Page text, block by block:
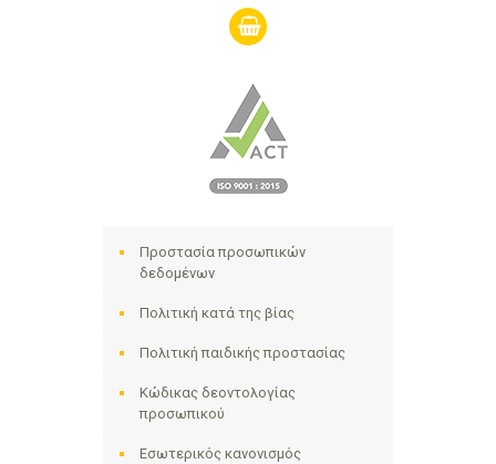
shopping-
basket
Προστασία προσωπικών
δεδομένων
Πολιτική κατά της βίας
Πολιτική παιδικής προστασίας
Κώδικας δεοντολογίας
προσωπικού
Εσωτερικός κανονισμός